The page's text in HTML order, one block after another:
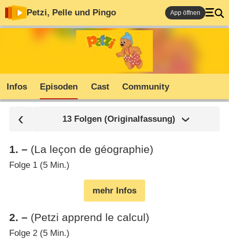
Petzi, Pelle und Pingo App öffnen
Infos Episoden Cast Community
13 Folgen (Originalfassung)
1. – (La leçon de géographie)
Folge 1 (5 Min.)
mehr Infos
2. – (Petzi apprend le calcul)
Folge 2 (5 Min.)